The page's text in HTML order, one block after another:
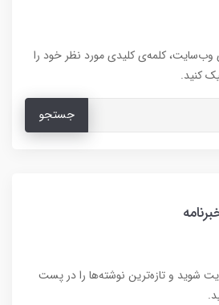
کلمه‌ی کلیدی مورد نظر خود را
کنید.
جستجو
شوید و تازه‌ترین نوشته‌ها را در پست